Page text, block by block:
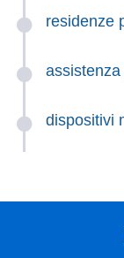
residenze
dispositivi